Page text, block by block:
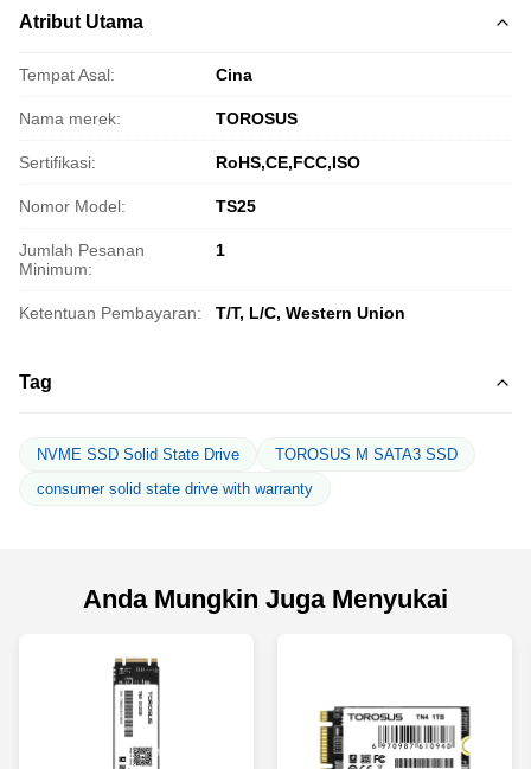
Atribut Utama
Tempat Asal: Cina
Nama merek: TOROSUS
Sertifikasi: RoHS,CE,FCC,ISO
Nomor Model: TS25
Jumlah Pesanan
Minimum:
1
Ketentuan Pembayaran: T/T, L/C, Western Union
Tag
NVME SSD Solid State Drive
TOROSUS M SATA3 SSD
consumer solid state drive with warranty
Anda Mungkin Juga Menyukai